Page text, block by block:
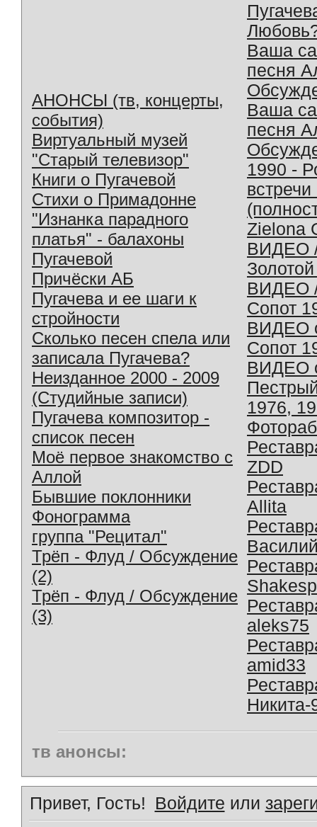
АНОНСЫ (тв, концерты,
события)
Виртуальный музей
"Старый телевизор"
Книги о Пугачевой
Стихи о Примадонне
"Изнанка парадного
платья" - балахоны
Пугачевой
Причёски АБ
Пугачева и ее шаги к
стройности
Сколько песен спела или
записала Пугачева?
Неизданное 2000 - 2009
(Студийные записи)
Пугачева композитор -
список песен
Моё первое знакомство с
Аллой
Бывшие поклонники
Фонограмма
группа "Рецитал"
Трёп - Флуд / Обсуждение
(2)
Трёп - Флуд / Обсуждение
(3)
Ваша
песня
Ваша
песня
1990 -
Zielona
ВИДЕО
ВИДЕО
Сопот
ВИДЕО
Сопот
ВИДЕО
1976,
ZDD
Allita
aleks75
amid33
Никита-
тв анонсы:
Привет, Гость! Войдите или